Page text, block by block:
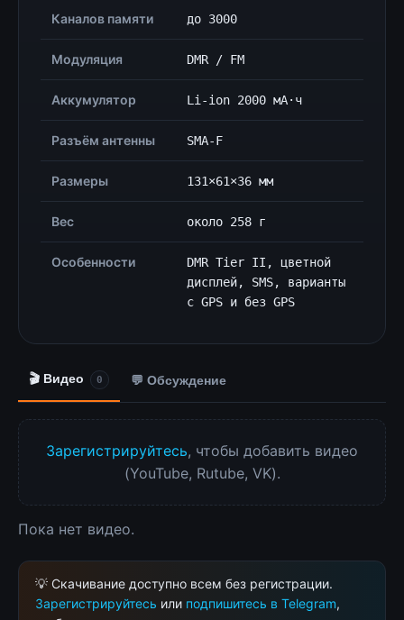
Каналов памяти до 3000
Модуляция DMR / FM
Аккумулятор Li-ion 2000 мА·ч
Разъём антенны SMA-F
Размеры 131×61×36 мм
Вес около 258 г
Особенности
DMR Tier II, цветной
дисплей, SMS, варианты
с GPS и без GPS
🎬 Видео 0 💬 Обсуждение
Зарегистрируйтесь, чтобы добавить видео
(YouTube, Rutube, VK).
Пока нет видео.
💡 Скачивание доступно всем без регистрации.
Зарегистрируйтесь или подпишитесь в Telegram,